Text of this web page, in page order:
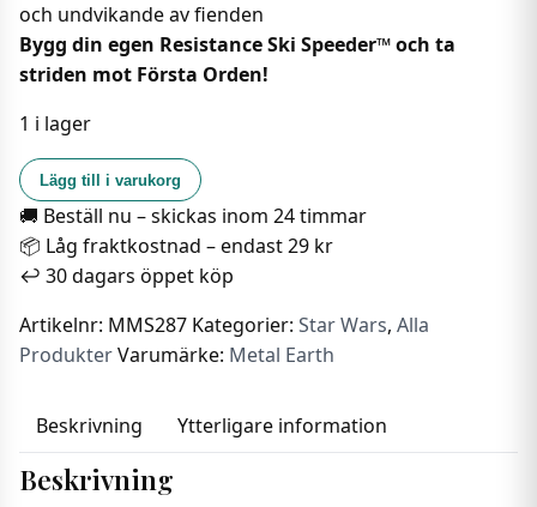
och undvikande av fienden
Bygg din egen Resistance Ski Speeder™ och ta
striden mot Första Orden!
1 i lager
Metal
Earth
-
Star
Wars:
Resistance
Ski
Lägg till i varukorg
🚚 Beställ nu – skickas inom 24 timmar
📦 Låg fraktkostnad – endast 29 kr
↩️ 30 dagars öppet köp
Artikelnr: MMS287 Kategorier: Star Wars, Alla
ProdukterVarumärke: Metal Earth
Beskrivning Ytterligare information
Beskrivning